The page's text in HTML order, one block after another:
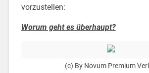
vorzustellen:
Worum geht es überhaupt?
(c) By Novum Premium